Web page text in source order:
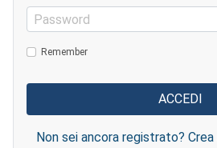
Password
Remember
Non sei ancora registrato?